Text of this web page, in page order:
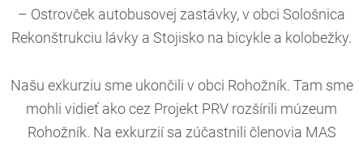
– Ostrovček autobusovej zastávky, v obci Sološnica
Rekonštrukciu lávky a Stojisko na bicykle a kolobežky.
Našu exkurziu sme ukončili v obci Rohožník. Tam sme
mohli vidieť ako cez Projekt PRV rozšírili múzeum
Rohožník. Na exkurzií sa zúčastnili členovia MAS